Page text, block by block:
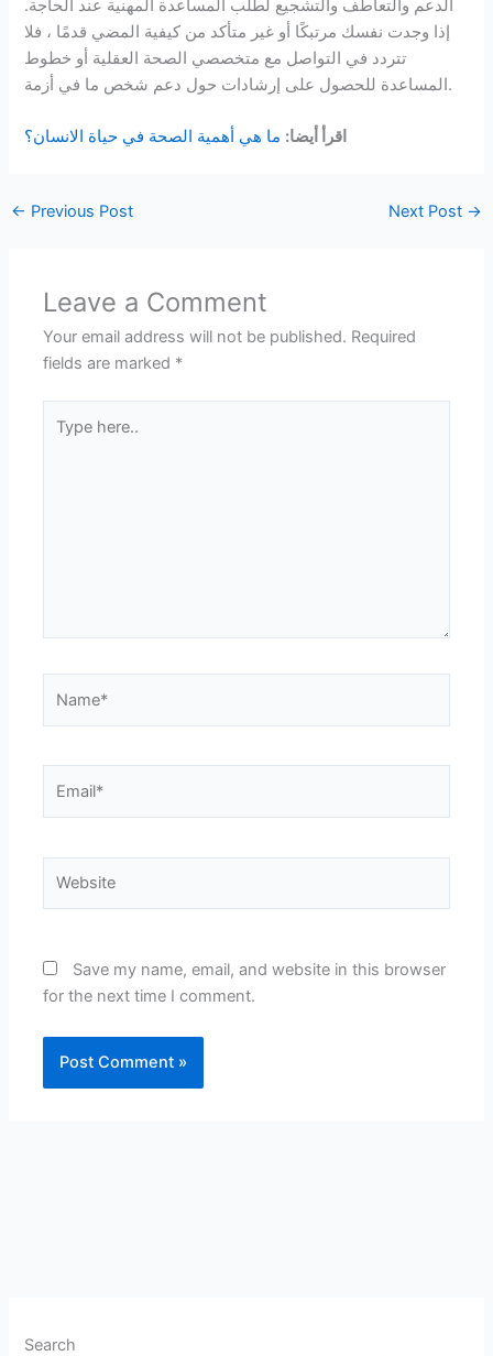
الدعم والتعاطف والتشجيع لطلب المساعدة المهنية عند الحاجة.
إذا وجدت نفسك مرتبكًا أو غير متأكد من كيفية المضي قدمًا ، فلا
تتردد في التواصل مع متخصصي الصحة العقلية أو خطوط
المساعدة للحصول على إرشادات حول دعم شخص ما في أزمة.
اقرأ أيضا: ما هي أهمية الصحة في حياة الانسان؟
← Previous Post Next Post →
Leave a Comment
Your email address will not be published. Required
fields are marked *
here..
Save my name, email, and website in this browser
for the next time I comment.
Search